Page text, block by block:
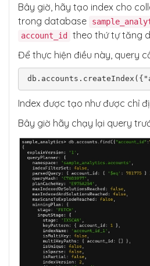
Bây giờ, hãy tạo index cho
trong database
account_id
theo thứ tự tăng
Để thực hiện điều này, query
Index được tạo như được chỉ
Bây giờ hãy chạy lại query